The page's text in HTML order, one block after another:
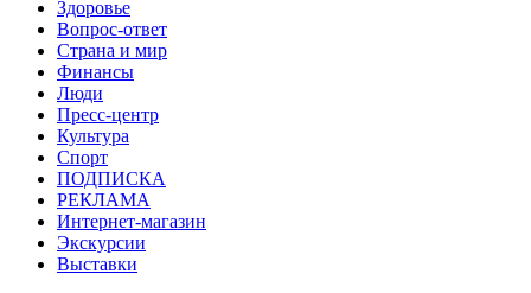
Здоровье
Вопрос-ответ
Страна и мир
Финансы
Люди
Пресс-центр
Культура
Спорт
ПОДПИСКА
РЕКЛАМА
Интернет-магазин
Экскурсии
Выставки